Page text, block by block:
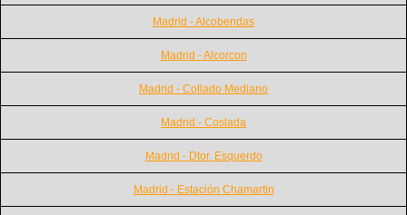
Madrid - Alcobendas
Madrid - Alcorcon
Madrid - Collado Mediano
Madrid - Coslada
Madrid - Dtor. Esquerdo
Madrid - Estación Chamartin